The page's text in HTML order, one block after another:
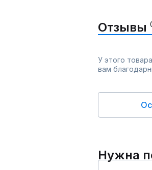
Отзывы
У этого
вам
Нужна